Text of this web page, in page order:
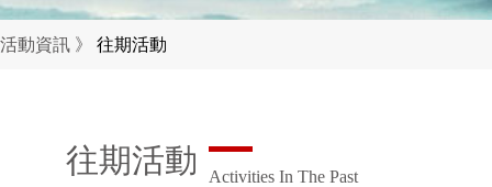
活動資訊 》 往期活動
往期活動 Activities In The Past